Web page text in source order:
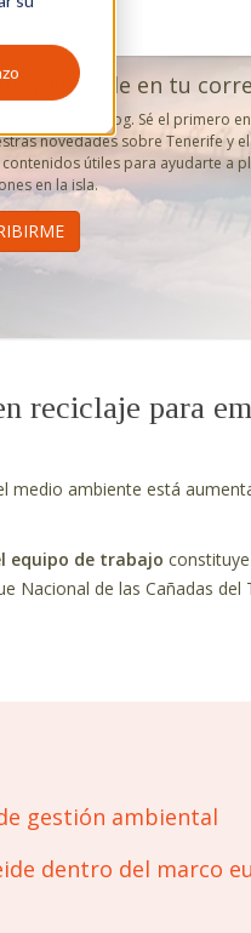
y el Teide en tu
a nuestro blog. Sé el primero
novedades sobre Tenerife y
útiles para ayudarte a
en la isla.
reciclaje para
medio ambiente está
equipo de trabajo
Nacional de las Cañadas del
gestión ambiental
dentro del marco